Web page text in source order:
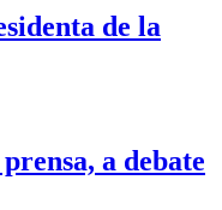
de la
a debate